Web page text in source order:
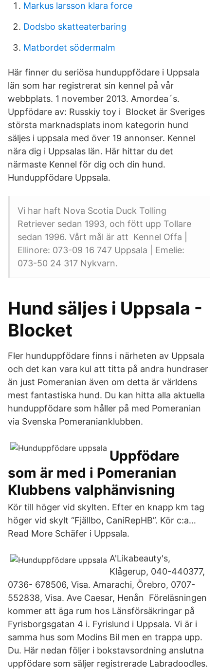
Markus larsson klara force
Dodsbo skatteaterbaring
Matbordet södermalm
Här finner du seriösa hunduppfödare i Uppsala
län som har registrerat sin kennel på vår
webbplats. 1 november 2013. Amordea´s.
Uppfödare av: Russkiy toy i Blocket är Sveriges
största marknadsplats inom kategorin hund
säljes i uppsala med över 19 annonser. Kennel
nära dig i Uppsalas län. Här hittar du det
närmaste Kennel för dig och din hund.
Hunduppfödare Uppsala.
Vi har haft Nova Scotia Duck Tolling
Retriever sedan 1993, och fött upp Tollare
sedan 1996. Vårt mål är att Kennel Offa |
Ellinore: 073-09 16 747 Uppsala | Emelie:
073-50 24 317 Nykvarn.
Hund säljes i Uppsala -
Blocket
Fler hunduppfödare finns i närheten av Uppsala
och det kan vara kul att titta på andra hundraser
än just Pomeranian även om detta är världens
mest fantastiska hund. Du kan hitta alla aktuella
hunduppfödare som håller på med Pomeranian
via Svenska Pomeranianklubben.
Uppfödare
som är med i Pomeranian
Klubbens valphänvisning
Kör till höger vid skylten. Efter en knapp km tag
höger vid skylt “Fjällbo, CaniRepHB”. Kör c:a…
Read More Schäfer i Uppsala.
A'Likabeauty's,
Klågerup, 040-440377,
0736- 678506, Visa. Amarachi, Örebro, 0707-
552838, Visa. Ave Caesar, Henån Föreläsningen
kommer att äga rum hos Länsförsäkringar på
Fyrisborgsgatan 4 i. Fyrislund i Uppsala. Vi är i
samma hus som Modins Bil men en trappa upp.
Du. Här nedan följer i bokstavsordning anslutna
uppfödare som säljer registrerade Labradoodles.